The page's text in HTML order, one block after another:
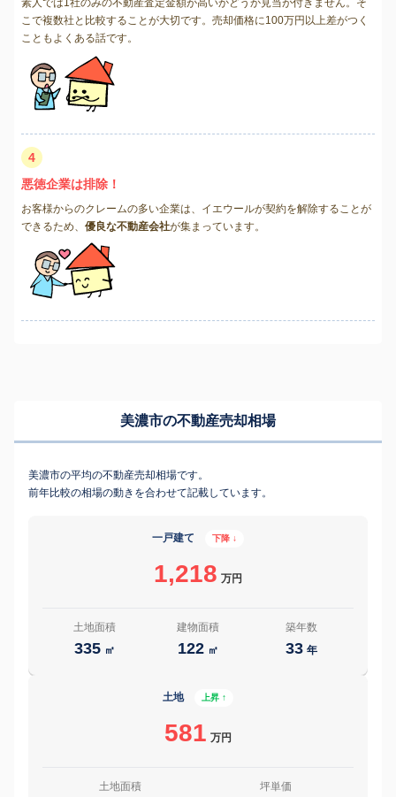
素人では1社のみの不動産査定金額が高いかどうか見当が付きません。そ
こで複数社と比較することが大切です。売却価格に100万円以上差がつく
こともよくある話です。
4
悪徳企業は排除！
お客様からのクレームの多い企業は、イエウールが契約を解除することが
できるため、 優良な不動産会社が集まっています。
美濃市の不動産売却相場
美濃市の平均の不動産売却相場です。
前年比較の相場の動きを合わせて記載しています。
一戸建て 下降 ↓
1,218 万円
土地面積
335 ㎡
建物面積
122 ㎡
築年数
33 年
土地 上昇 ↑
581 万円
土地面積 坪単価